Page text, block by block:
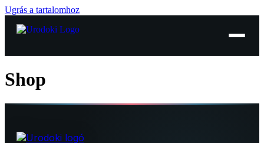
Ugrás a tartalomhoz
Shop